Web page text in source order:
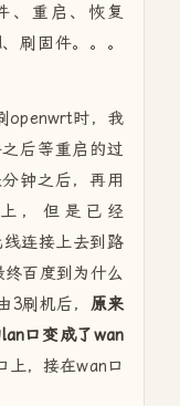
、重启、恢复
刷固件。。。
openwrt时，我
后等重启的过
钟之后，再用
，但是已经
连接上去到路
百度到为什么
3刷机后， 原来
口变成了wan
上，接在wan口